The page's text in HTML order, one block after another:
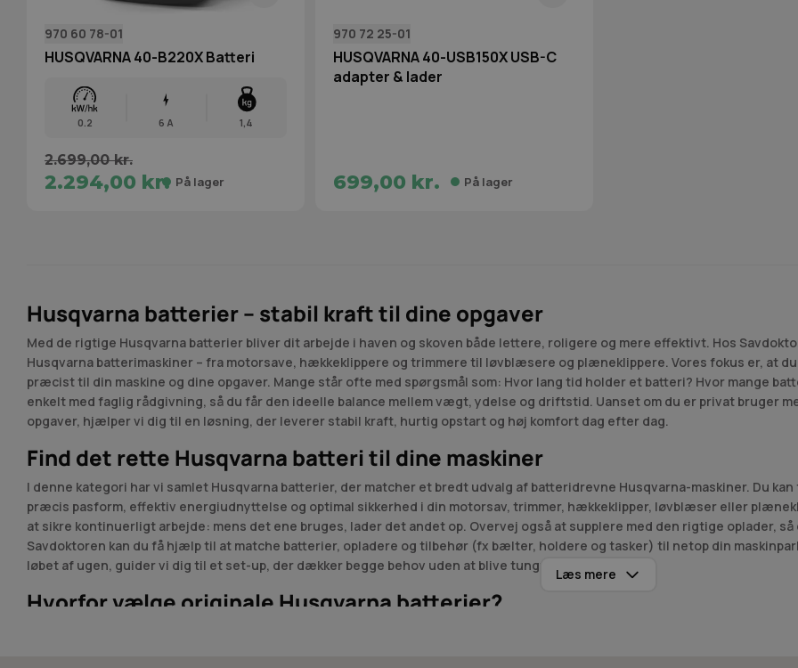
970 60 78-01
HUSQVARNA 40-B220X Batteri
0.2 6 A 1,4
2.699,00 kr.
2.294,00 kr. På lager
970 72 25-01
HUSQVARNA 40-USB150X USB-C
adapter & lader
699,00 kr. På lager
Husqvarna batterier – stabil kraft til dine opgaver
Med de rigtige Husqvarna batterier bliver dit arbejde i haven og skoven både lettere, roligere og mere effektivt. Hos
Husqvarna batterimaskiner – fra motorsave, hækkeklippere og trimmere til løvblæsere og plæneklippere. Vores fokus er, at
præcist til din maskine og dine opgaver. Mange står ofte med spørgsmål som: Hvor lang tid holder et batteri? Hvor mange
enkelt med faglig rådgivning, så du får den ideelle balance mellem vægt, ydelse og driftstid. Uanset om du er privat bruger
opgaver, hjælper vi dig til en løsning, der leverer stabil kraft, hurtig opstart og høj komfort dag efter dag.
Find det rette Husqvarna batteri til dine maskiner
I denne kategori har vi samlet Husqvarna batterier, der matcher et bredt udvalg af batteridrevne Husqvarna-maskiner. Du
præcis pasform, effektiv energiudnyttelse og optimal sikkerhed i din motorsav, trimmer, hækkeklipper, løvblæser eller
at sikre kontinuerligt arbejde: mens det ene bruges, lader det andet op. Overvej også at supplere med den rigtige oplader,
Savdoktoren kan du få hjælp til at matche batterier, opladere og tilbehør (fx bælter, holdere og tasker) til netop din
løbet af ugen, guider vi dig til et set-up, der dækker begge behov uden at blive tungt eller upraktisk.
Hvorfor vælge originale Husqvarna batterier?
Læs mere